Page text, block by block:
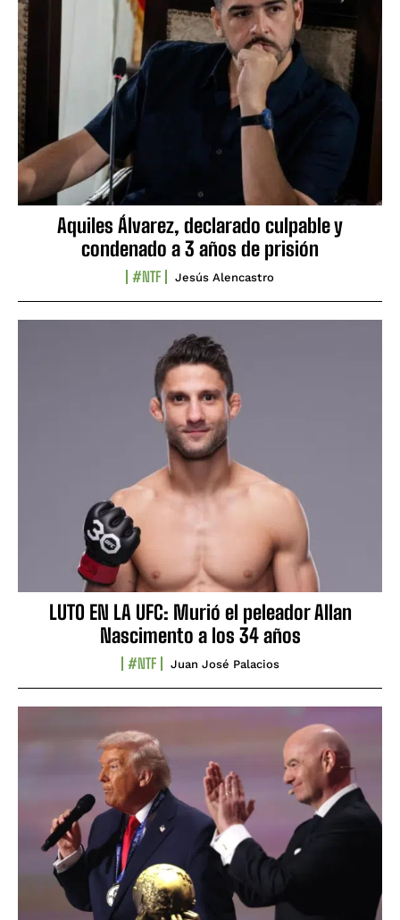
Aquiles Álvarez, declarado culpable y
condenado a 3 años de prisión
#NTF Jesús Alencastro
LUTO EN LA UFC: Murió el peleador Allan
Nascimento a los 34 años
#NTF Juan José Palacios